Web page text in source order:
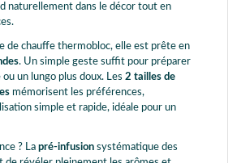
naturellement dans le décor tout en
de chauffe thermobloc, elle est prête en
. Un simple geste suffit pour préparer
un lungo plus doux. Les 2 tailles de
mémorisent les préférences,
simple et rapide, idéale pour un
? La pré-infusion systématique des